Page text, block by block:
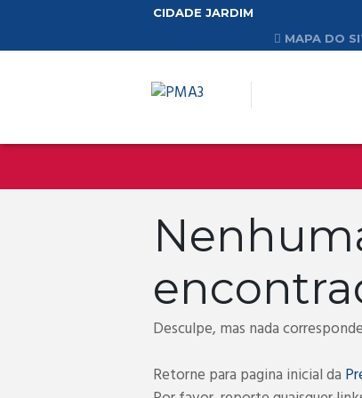
CIDADE JARDIM
MAPA DO
Desculpe, mas nada
Retorne para pagina inicial da